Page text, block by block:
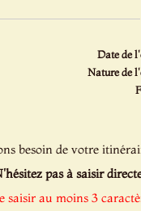
Date de
Nature de
besoin de votre
pas à saisir
saisir au moins 3